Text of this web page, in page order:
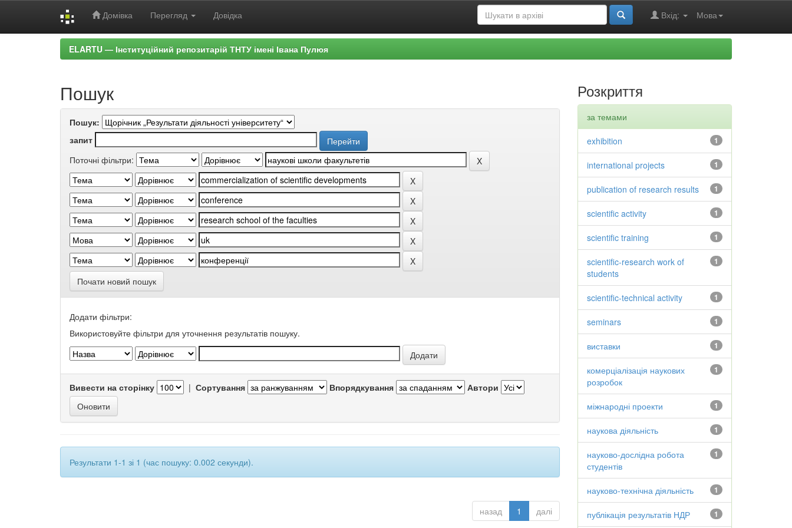
Домівка Перегляд Довідка Мова
Вхід:
ELARTU — Інституційний репозитарій ТНТУ імені Івана Пулюя
Пошук
Пошук:
запит
Поточні фільтри:
Почати новий пошук
Додати фільтри:
Використовуйте фільтри для уточнення результатів пошуку.
Вивести на сторінку | Сортування Впорядкування Автори
Результати 1-1 зі 1 (час пошуку: 0.002 секунди).
назад 1 далі
Розкриття
за темами
1
exhibition
1
international projects
1
publication of research results
1
scientific activity
1
scientific training
1
scientific-research work of
students
1
scientific-technical activity
1
seminars
1
виставки
1
комерціалізація наукових
розробок
1
міжнародні проекти
1
наукова діяльність
1
науково-дослідна робота
студентів
1
науково-технічна діяльність
1
публікація результатів НДР